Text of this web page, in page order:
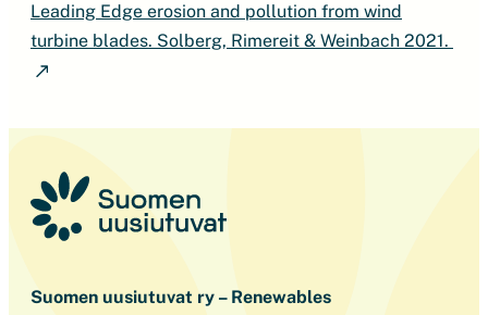
Leading Edge erosion and pollution from wind
turbine blades. Solberg, Rimereit & Weinbach 2021.
Suomen uusiutuvat ry – Renewables